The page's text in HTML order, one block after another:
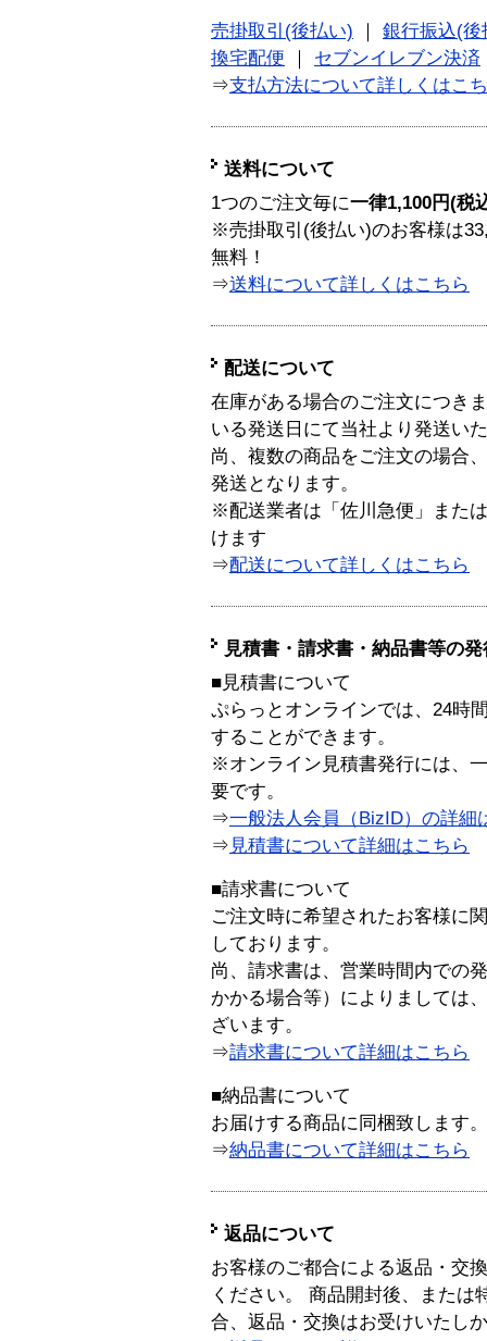
売掛取引(後払い)
銀行振込(後
換宅配便
セブンイレブン決済
⇒支払方法について詳しくはこ
送料について
1つのご注文毎に一律1,100円(税
※売掛取引(後払い)のお客様は
無料！
⇒送料について詳しくはこちら
配送について
在庫がある場合のご注文につき
いる発送日にて当社より発送い
尚、複数の商品をご注文の場合
発送となります。
※配送業者は「佐川急便」また
けます
⇒配送について詳しくはこちら
見積書・請求書・納品書等の
■見積書について
ぷらっとオンラインでは、24時
することができます。
※オンライン見積書発行には、
要です。
⇒一般法人会員（BizID）の詳細
⇒ 見積書について詳細はこちら
■請求書について
ご注文時に希望されたお客様に
しております。
尚、請求書は、営業時間内での
かかる場合等）によりましては
ざいます。
⇒請求書について詳細はこちら
■納品書について
お届けする商品に同梱致します。
⇒納品書について詳細はこちら
返品について
お客様のご都合による返品・交
ください。 商品開封後、または
合、返品・交換はお受けいたし